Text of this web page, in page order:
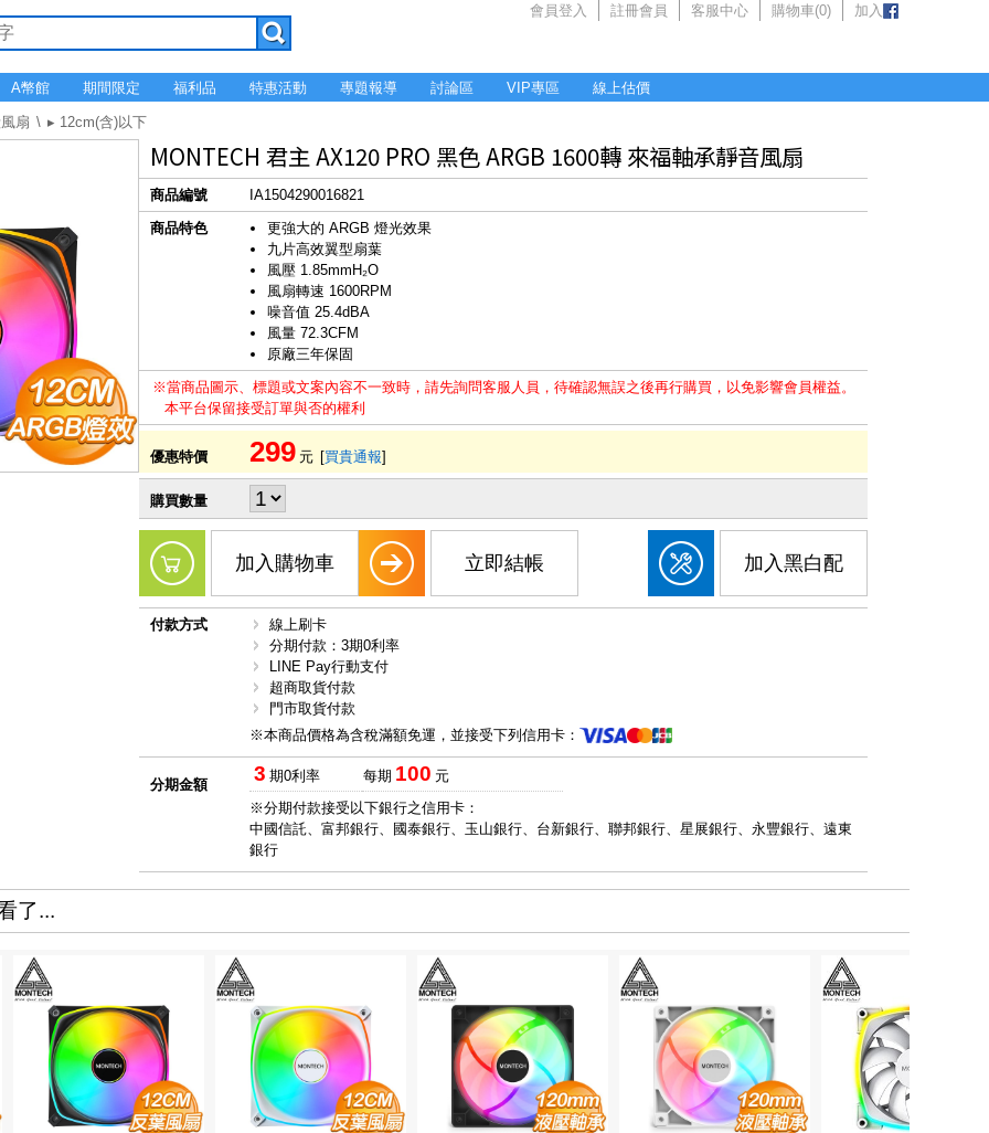
會員登入 註冊會員 客服中心 購物車(0) 加入
A幣館 期間限定 福利品 特惠活動 專題報導 討論區 VIP專區 線上估價
扇 ▸ 12cm(含)以下
MONTECH 君主 AX120 PRO 黑色 ARGB 1600轉 來福軸承靜音風扇
商品編號
IA1504290016821
商品特色
更強大的 ARGB 燈光效果
九片高效翼型扇葉
風壓 1.85mmH₂O
風扇轉速 1600RPM
噪音值 25.4dBA
風量 72.3CFM
原廠三年保固
※當商品圖示、標題或文案內容不一致時，請先詢問客服人員，待確認無誤之後再行購買，以免影響會員權益。
本平台保留接受訂單與否的權利
優惠特價 299 元 [買貴通報]
購買數量
加入購物車 立即結帳 加入黑白配
付款方式
線上刷卡
分期付款：3期0利率
LINE Pay行動支付
超商取貨付款
門市取貨付款
※本商品價格為含稅滿額免運，並接受下列信用卡：
分期金額 3 期0利率 每期 100 元
※分期付款接受以下銀行之信用卡：
中國信託、富邦銀行、國泰銀行、玉山銀行、台新銀行、聯邦銀行、星展銀行、永豐銀行、遠東
銀行
了...